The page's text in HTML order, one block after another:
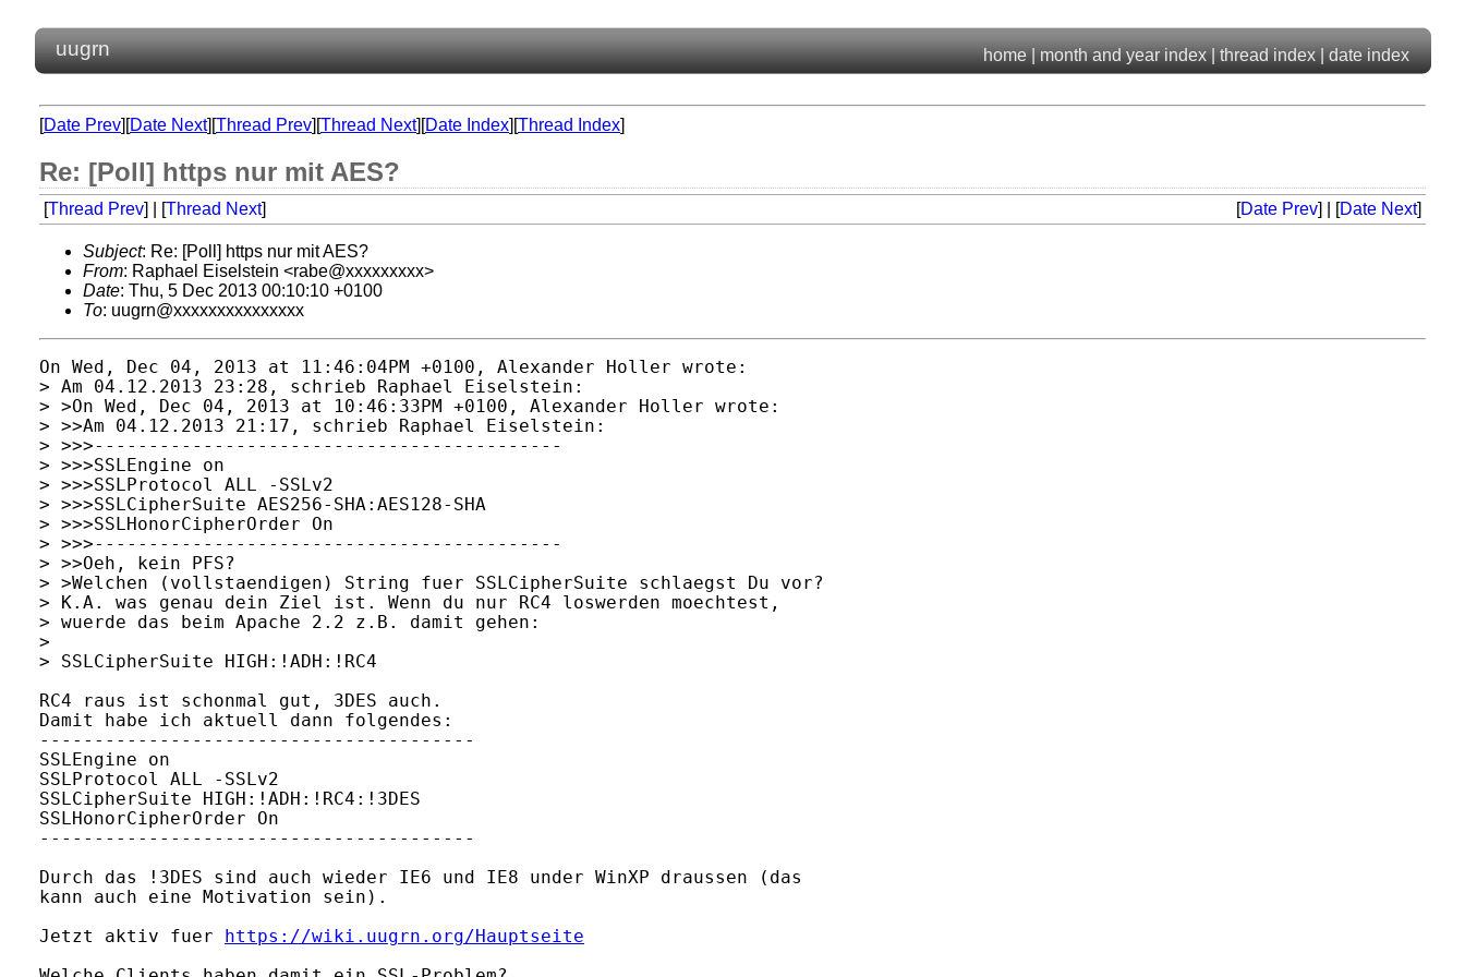
uugrn home|month and year index|thread index|date index
[Date Prev][Date Next][Thread Prev][Thread Next][Date Index][Thread Index]
Re: [Poll] https nur mit AES?
[Thread Prev] | [Thread Next] [Date Prev] | [Date Next]
Subject: Re: [Poll] https nur mit AES?
From: Raphael Eiselstein <rabe@xxxxxxxxx>
Date: Thu, 5 Dec 2013 00:10:10 +0100
To: uugrn@xxxxxxxxxxxxxxx
On Wed, Dec 04, 2013 at 11:46:04PM +0100, Alexander Holler wrote:
> Am 04.12.2013 23:28, schrieb Raphael Eiselstein:
> >On Wed, Dec 04, 2013 at 10:46:33PM +0100, Alexander Holler wrote:
> >>Am 04.12.2013 21:17, schrieb Raphael Eiselstein:
> >>>-------------------------------------------
> >>>SSLEngine on
> >>>SSLProtocol ALL -SSLv2
> >>>SSLCipherSuite AES256-SHA:AES128-SHA
> >>>SSLHonorCipherOrder On
> >>>-------------------------------------------
> >>Oeh, kein PFS?
> >Welchen (vollstaendigen) String fuer SSLCipherSuite schlaegst Du vor?
> K.A. was genau dein Ziel ist. Wenn du nur RC4 loswerden moechtest,
> wuerde das beim Apache 2.2 z.B. damit gehen:
>
> SSLCipherSuite HIGH:!ADH:!RC4
RC4 raus ist schonmal gut, 3DES auch.
Damit habe ich aktuell dann folgendes:
----------------------------------------
SSLEngine on
SSLProtocol ALL -SSLv2
SSLCipherSuite HIGH:!ADH:!RC4:!3DES
SSLHonorCipherOrder On
----------------------------------------
Durch das !3DES sind auch wieder IE6 und IE8 under WinXP draussen (das
kann auch eine Motivation sein).
Jetzt aktiv fuer
https://wiki.uugrn.org/Hauptseite